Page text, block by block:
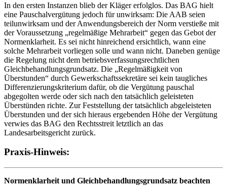
In den ersten Instanzen blieb der Kläger erfolglos. Das BAG hielt
eine Pauschalvergütung jedoch für unwirksam: Die AAB seien
teilunwirksam und der Anwendungsbereich der Norm verstieße mit
der Voraussetzung „regelmäßige Mehrarbeit“ gegen das Gebot der
Normenklarheit. Es sei nicht hinreichend ersichtlich, wann eine
solche Mehrarbeit vorliegen solle und wann nicht. Daneben genüge
die Regelung nicht dem betriebsverfassungsrechtlichen
Gleichbehandlungsgrundsatz. Die „Regelmäßigkeit von
Überstunden“ durch Gewerkschaftssekretäre sei kein taugliches
Differenzierungskriterium dafür, ob die Vergütung pauschal
abgegolten werde oder sich nach den tatsächlich geleisteten
Überstünden richte. Zur Feststellung der tatsächlich abgeleisteten
Überstunden und der sich hieraus ergebenden Höhe der Vergütung
verwies das BAG den Rechtsstreit letztlich an das
Landesarbeitsgericht zurück.
Praxis-Hinweis:
Normenklarheit und Gleichbehandlungsgrundsatz beachten